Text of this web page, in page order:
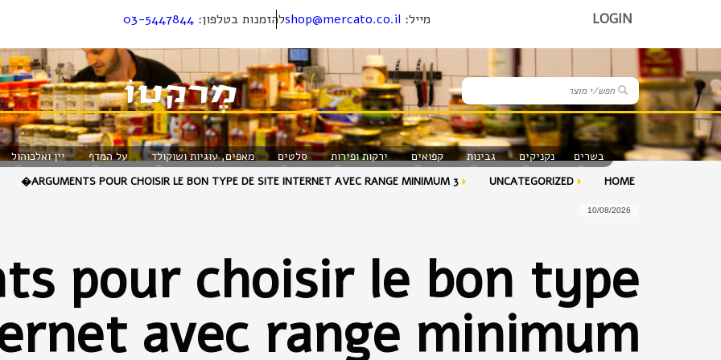
LOGIN מייל: shop@mercato.co.ilלהזמנות בטלפון: 03-5447844
בשרים נקניקים גבינות קפואים ירקות ופירות סלטים מאפים, עוגיות ושוקולד על המדף יין ואלכוהול
HOME
UNCATEGORIZED
ARGUMENTS POUR CHOISIR LE BON TYPE DE SITE INTERNET AVEC RANGE MINIMUM 3�
10/08/2026
pour choisir le bon type
avec range minimum